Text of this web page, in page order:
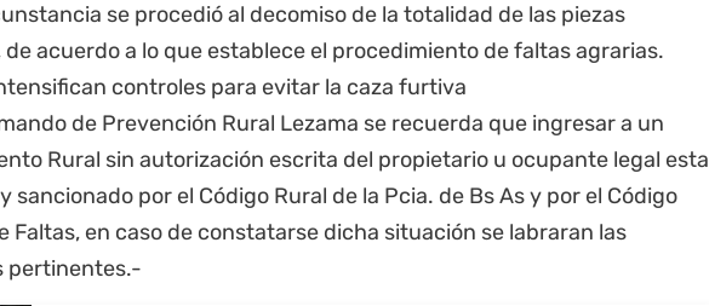
se procedió al decomiso de la totalidad de las piezas
acuerdo a lo que establece el procedimiento de faltas agrarias.
de Prevención Rural Lezama se recuerda que ingresar a un
Rural sin autorización escrita del propietario u ocupante legal esta
y sancionado por el Código Rural de la Pcia. de Bs As y por el Código
Faltas, en caso de constatarse dicha situación se labraran las
pertinentes.-